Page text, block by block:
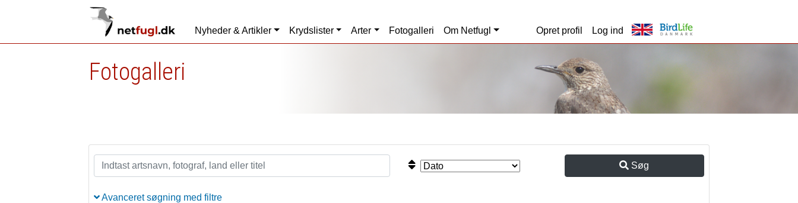
Nyheder & Artikler Krydslister Arter Fotogalleri Om Netfugl Opret profil Log ind
Fotogalleri
Søg
Avanceret søgning med filtre